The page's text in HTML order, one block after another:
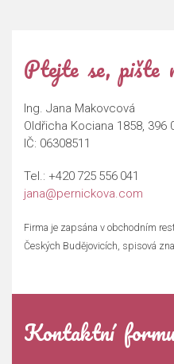
Ptejte se, pište
Ing. Jana Makovcová
Oldřicha Kociana 1858, 396
IČ: 06308511
Tel.: +420 725 556 041
jana@pernickova.com
Firma je zapsána v obchodním
Českých Budějovicích, spisová
Kontaktní